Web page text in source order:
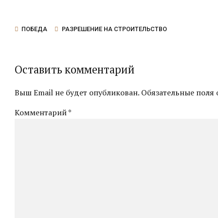
ПОБЕДА РАЗРЕШЕНИЕ НА СТРОИТЕЛЬСТВО
Оставить комментарий
Выш Email не будет опубликован. Обязательные поля
Комментарий*